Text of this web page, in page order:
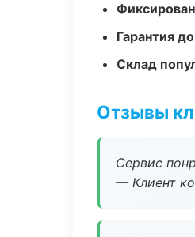
Гарантия
Склад
Отзывы
Сервис
— Клиент